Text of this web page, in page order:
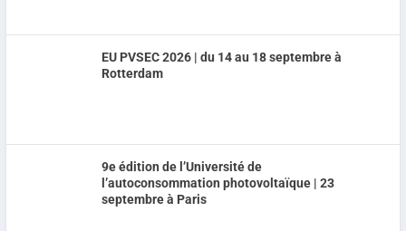
EU PVSEC 2026 | du 14 au 18 septembre à
Rotterdam
9e édition de l’Université de
l’autoconsommation photovoltaïque | 23
septembre à Paris